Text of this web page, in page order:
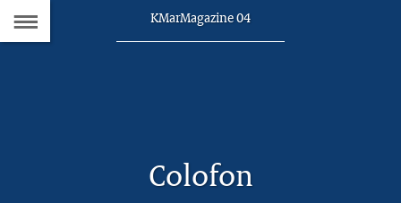
Dit
artikel
KMarMagazine 04
Colofon